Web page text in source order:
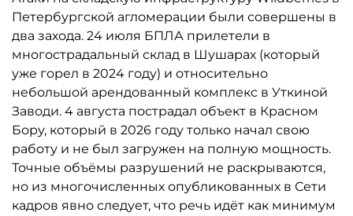
Петербургской агломерации были совершены в
два захода. 24 июля БПЛА прилетели в
многострадальный склад в Шушарах (который
уже горел в 2024 году) и относительно
небольшой арендованный комплекс в Уткиной
Заводи. 4 августа пострадал объект в Красном
Бору, который в 2026 году только начал свою
работу и не был загружен на полную мощность.
Точные объёмы разрушений не раскрываются,
но из многочисленных опубликованных в Сети
кадров явно следует, что речь идёт как минимум